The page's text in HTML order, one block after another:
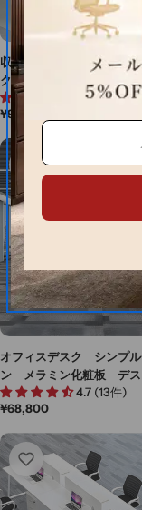
収納 デスク メラミン化
クトップラック デスクト
ル スチールフレーム 錠
リンダー錠 配線ボック
ント取付可能 ナチュラ
4.6 (11件)
通
価
格
¥92,400
オフィスデスク シンプル
ン メラミン化粧板 デス
パネル サイドキャビネ
ール脚 長持ちしやすい
4.7 (13件)
通
価
格
¥68,800